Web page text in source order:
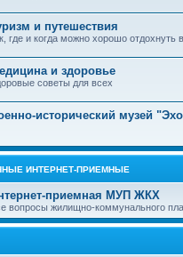
и путешествия
где и когда можно хорошо отдохнуть
и здоровье
советы для всех
исторический музей
ИНТЕРНЕТ-ПРИЕМНЫЕ
приемная МУП ЖКХ
вопросы жилищно-коммунального